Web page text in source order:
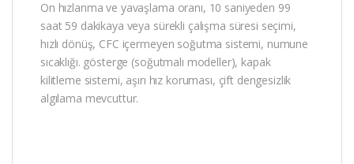
On hızlanma ve yavaşlama oranı, 10 saniyeden 99
saat 59 dakikaya veya sürekli çalışma süresi seçimi,
hızlı dönüş, CFC içermeyen soğutma sistemi, numune
sıcaklığı. gösterge (soğutmalı modeller), kapak
kilitleme sistemi, aşırı hız koruması, çift dengesizlik
algılama mevcuttur.